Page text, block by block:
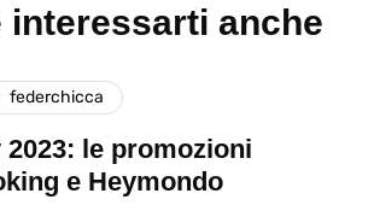
interessarti anche
federchicca
le promozioni
e Heymondo